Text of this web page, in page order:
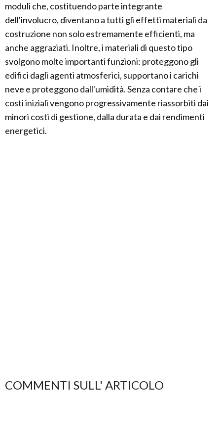
moduli che, costituendo parte integrante
dell'involucro, diventano a tutti gli effetti materiali da
costruzione non solo estremamente efficienti, ma
anche aggraziati. Inoltre, i materiali di questo tipo
svolgono molte importanti funzioni: proteggono gli
edifici dagli agenti atmosferici, supportano i carichi
neve e proteggono dall'umidità. Senza contare che i
costi iniziali vengono progressivamente riassorbiti dai
minori costi di gestione, dalla durata e dai rendimenti
energetici.
COMMENTI SULL' ARTICOLO